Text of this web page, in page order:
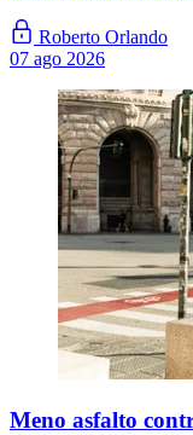
Roberto Orlando
07 ago 2026
Meno asfalto